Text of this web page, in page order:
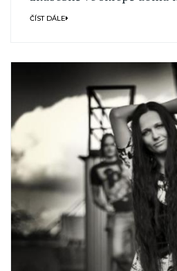
ČÍST DÁLE